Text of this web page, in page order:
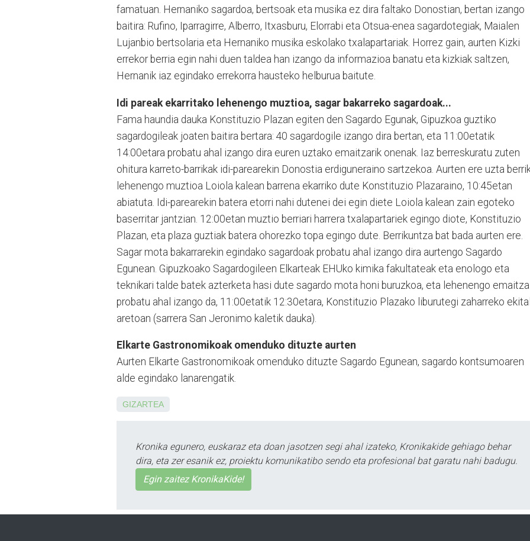
famatuan. Hernaniko sagardoa, bertsoak eta musika ez dira faltako Donostian, bertan izango
baiti­ra: Rufino, Iparragirre, Alberro, Itxasburu, Elorrabi eta Otsua-enea sagardotegiak, Maialen
Lujanbio ber­tsolaria eta Hernaniko musika eskolako txalapartariak. Ho­rrez gain, aurten Kizki
errekor berria egin nahi duen taldea han izango da informazioa banatu eta kizkiak saltzen,
Hernanik iaz egindako errekorra hausteko helburua baitute.
Idi pareak ekarritako lehenengo muztioa, sagar bakarreko sagardoak...
Fama haundia dauka Kons­tituzio Plazan egiten den Sagardo Egunak, Gipuzkoa guztiko
sagardogileak joaten baitira bertara: 40 sagardogile izango dira bertan, eta 11:00etatik
14:00etara probatu ahal izango dira euren uztako emaitzarik onenak. Iaz berreskuratu zuten
ohitura karreto-barrikak idi-parearekin Donostia erdiguneraino sartzekoa. Aurten ere uzta
lehenengo muztioa Loio­la kalean barrena ekarriko dute Konstituzio Plazaraino, 10:45e­tan
abiatuta. Idi-parearekin batera etorri nahi dutenei dei egin diete Loiola kalean zain egoteko
baserritar jantzian. 12:00etan muztio berriari harrera txalapartariek egingo diote, Konstituzio
Plazan, eta plaza guztiak batera ohorezko topa egingo dute. Berrikuntza bat bada aurten ere.
Sagar mota bakarrarekin egindako sagardoak probatu ahal izango dira aurtengo Sagardo
Egunean. Gipuz­koako Sagardogileen Elkarte­ak EHUko kimika fakultateak eta enologo eta
teknikari talde batek azterketa hasi dute sagardo mota honi buruzkoa, eta lehenengo emaitza
probatu ahal izango da, 11:00etatik 12:30­etara, Konstituzio Pla­zako liburutegi zaharreko
aretoan (sarrera San Jero­nimo kaletik dauka).
Elkarte Gastronomikoak omenduko dituzte aurten
Aurten Elkarte Gastrono­mi­koak omenduko dituzte Sagardo Egunean, sagardo kontsumoaren
alde egindako lanarengatik.
GIZARTEA
Kronika egunero, euskaraz eta doan jasotzen segi ahal izateko, Kronikakide gehiago behar
dira, eta zer esanik ez, proiektu komunikatibo sendo eta profesional bat garatu nahi badugu.
Egin zaitez KronikaKide!